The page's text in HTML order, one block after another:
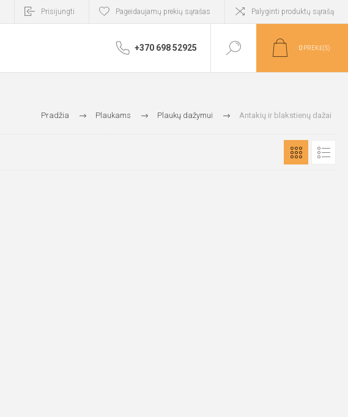
Prisijungti Pageidaujamų prekių sąrašas Palyginti produktų sąrašą
+370 698 52925 0 PREKĖ(S)
Pradžia Plaukams Plaukų dažymui Antakių ir blakstienų dažai